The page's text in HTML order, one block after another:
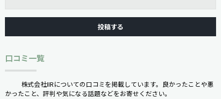
口コミ一覧
株式会社IIRについての口コミを掲載しています。良かったことや悪
かったこと、評判や気になる話題などをお寄せください。